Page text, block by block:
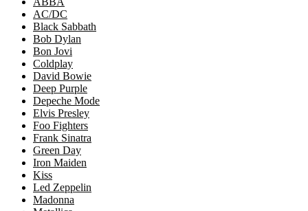
AC/DC
Black Sabbath
Bob Dylan
Bon Jovi
Coldplay
David Bowie
Deep Purple
Depeche Mode
Elvis Presley
Foo Fighters
Frank Sinatra
Green Day
Iron Maiden
Kiss
Led Zeppelin
Madonna